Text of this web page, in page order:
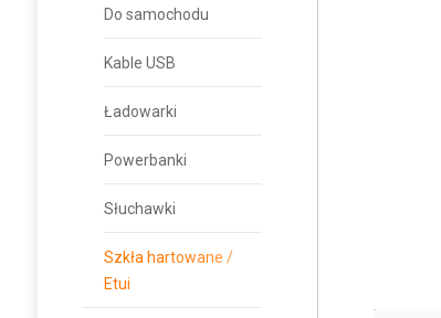
Do samochodu
Kable USB
Ładowarki
Powerbanki
Słuchawki
Szkła hartowane /
Etui